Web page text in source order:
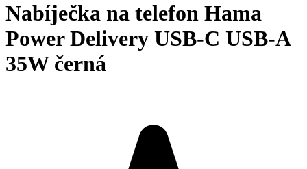
Nabíječka na telefon Hama
Power Delivery USB-C USB-A
35W černá